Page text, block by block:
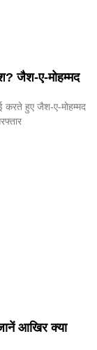
जैश-ए-मोहम्मद
करते हुए जैश-ए-मोहम्मद
आखिर क्या